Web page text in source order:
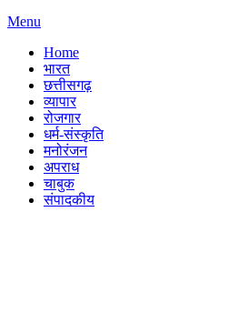
Menu
Home
भारत
छत्तीसगढ़
व्यापार
रोजगार
धर्म-संस्कृति
मनोरंजन
अपराध
चाबुक
संपादकीय